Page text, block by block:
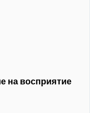
на восприятие